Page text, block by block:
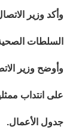
وأكد وزير
السلطات
وأوضح وزير
على انتداب
جدول الأعمال.